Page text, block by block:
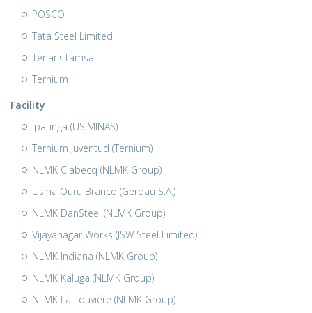
POSCO
Tata Steel Limited
TenarisTamsa
Ternium
Facility
Ipatinga (USIMINAS)
Ternium Juventud (Ternium)
NLMK Clabecq (NLMK Group)
Usina Ouru Branco (Gerdau S.A.)
NLMK DanSteel (NLMK Group)
Vijayanagar Works (JSW Steel Limited)
NLMK Indiana (NLMK Group)
NLMK Kaluga (NLMK Group)
NLMK La Louvière (NLMK Group)